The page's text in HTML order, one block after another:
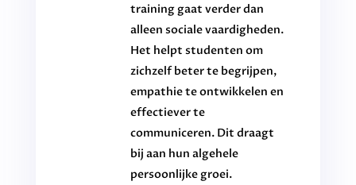
training gaat verder dan
alleen sociale vaardigheden.
Het helpt studenten om
zichzelf beter te begrijpen,
empathie te ontwikkelen en
effectiever te
communiceren. Dit draagt
bij aan hun algehele
persoonlijke groei.